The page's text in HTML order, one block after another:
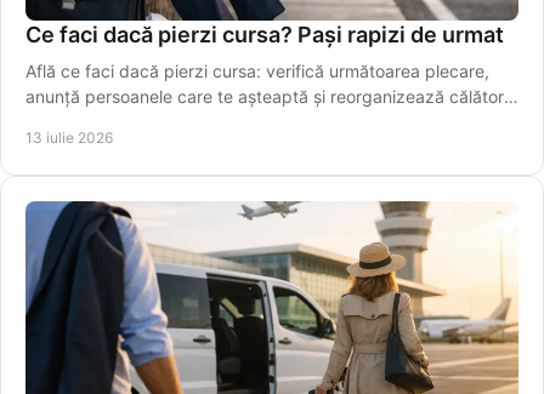
Ce faci dacă pierzi cursa? Pași rapizi de urmat
Află ce faci dacă pierzi cursa: verifică următoarea plecare,
anunță persoanele care te așteaptă și reorganizează călătoria
13 iulie 2026